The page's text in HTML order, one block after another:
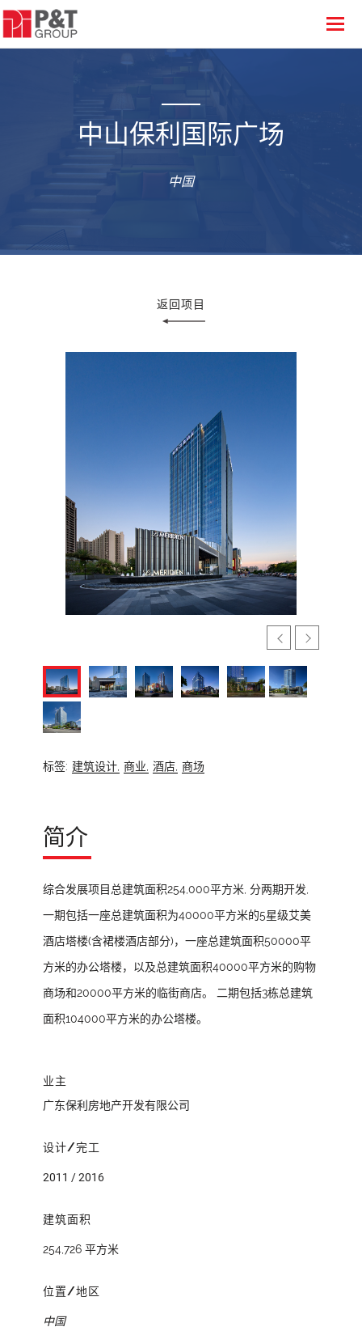
中山保利国际广场
中国
返回项目
标签: 建筑设计, 商业, 酒店, 商场
简介
综合发展项目总建筑面积254,000平方米, 分两期开发,
一期包括一座总建筑面积为40000平方米的5星级艾美
酒店塔楼(含裙楼酒店部分)，一座总建筑面积50000平
方米的办公塔楼，以及总建筑面积40000平方米的购物
商场和20000平方米的临街商店。 二期包括3栋总建筑
面积104000平方米的办公塔楼。
业主
广东保利房地产开发有限公司
设计/完工
2011 / 2016
建筑面积
254,726 平方米
位置/地区
中国